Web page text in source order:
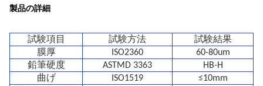
製品の詳細
試験項目 試験方法
試験結果
膜厚
ISO2360
60-80um
鉛筆硬度
ASTMD 3363
HB-H
曲げ
ISO1519
≤10mm